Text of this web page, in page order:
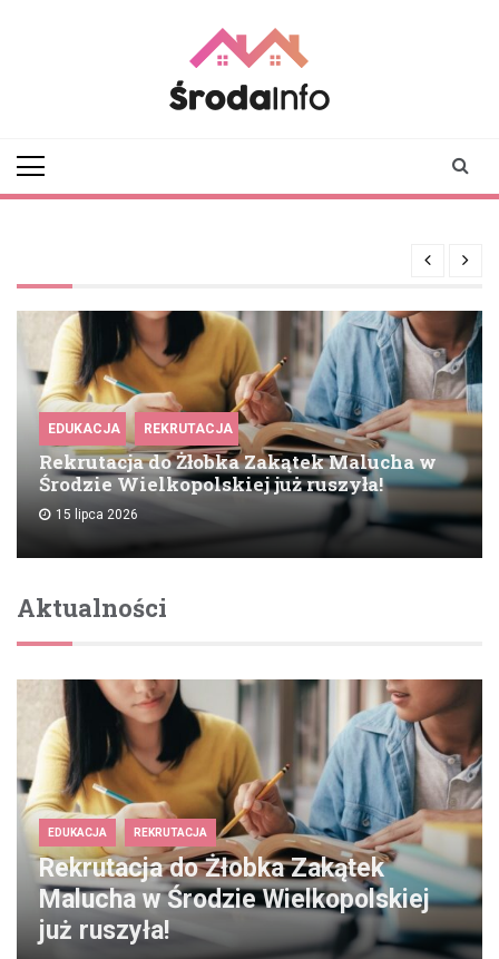
EDUKACJA REKRUTACJA
Rekrutacja do Żłobka Zakątek Malucha w
Środzie Wielkopolskiej już ruszyła!
15 lipca 2026
Aktualności
EDUKACJA REKRUTACJA
Rekrutacja do Żłobka Zakątek
Malucha w Środzie Wielkopolskiej
już ruszyła!